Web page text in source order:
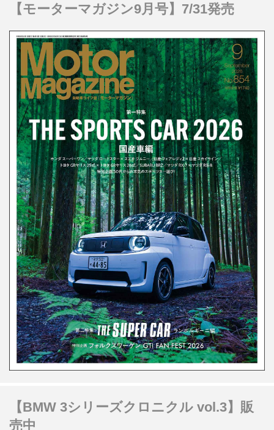
【モーターマガジン9月号】7/31発売
【BMW 3シリーズクロニクル vol.3】販
売中